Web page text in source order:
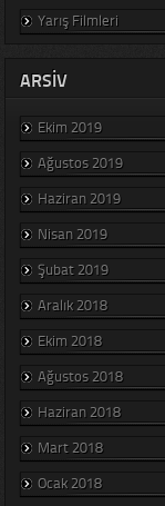
Yarış Filmleri
ARSIV
Ekim 2019
Ağustos 2019
Haziran 2019
Nisan 2019
Şubat 2019
Aralık 2018
Ekim 2018
Ağustos 2018
Haziran 2018
Mart 2018
Ocak 2018